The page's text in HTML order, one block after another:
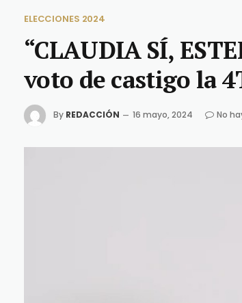
ELECCIONES 2024
“CLAUDIA SÍ,
voto de castigo la
By REDACCIÓN 16 mayo, 2024 No